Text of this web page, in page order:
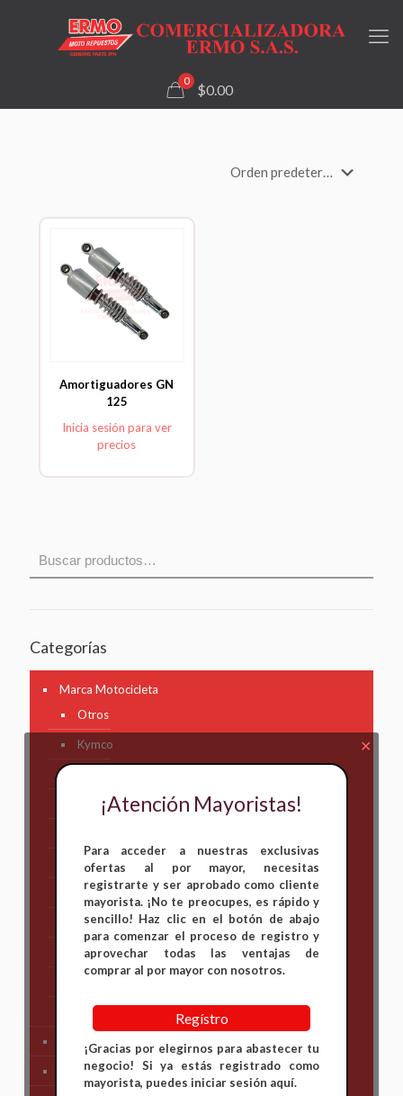
0
$0.00
Amortiguadores GN
125
Inicia sesión para ver
precios
Categorías
Marca Motocicleta
Otros
Kymco
Honda
KAWASAKI
KTM
Suzuki
Yamaha
Tren Delantero
Partes de Motor
✕
¡Atención Mayoristas!
Para acceder a nuestras exclusivas
ofertas al por mayor, necesitas
registrarte y ser aprobado como cliente
mayorista. ¡No te preocupes, es rápido y
sencillo! Haz clic en el botón de abajo
para comenzar el proceso de registro y
aprovechar todas las ventajas de
comprar al por mayor con nosotros.
Regístro
¡Gracias por elegirnos para abastecer tu
negocio! Si ya estás registrado como
mayorista, puedes iniciar sesión aquí.